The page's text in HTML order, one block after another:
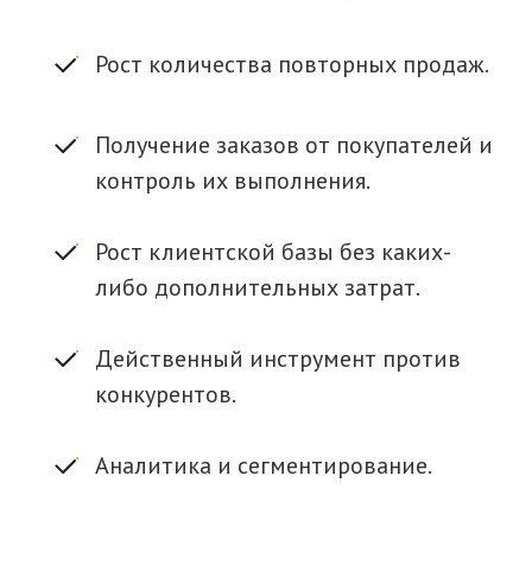
Рост количества повторных продаж.
Получение заказов от покупателей и
контроль их выполнения.
Рост клиентской базы без каких-
либо дополнительных затрат.
Действенный инструмент против
конкурентов.
Аналитика и сегментирование.